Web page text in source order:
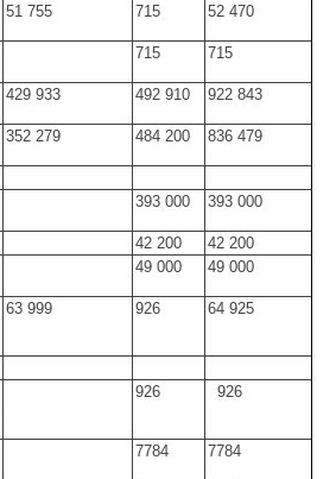
51 755 715 52 470
715 715
429 933 492 910 922 843
352 279 484 200 836 479
393 000 393 000
42 200
42 200
49 000 49 000
63 999 926 64 925
926 926
7784 7784